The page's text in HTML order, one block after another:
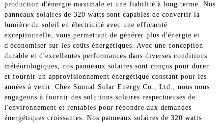
production d'énergie maximale et une fiabilité à long terme. Nos
panneaux solaires de 320 watts sont capables de convertir la
lumière du soleil en électricité avec une efficacité
exceptionnelle, vous permettant de générer plus d'énergie et
d'économiser sur les coûts énergétiques. Avec une conception
durable et d'excellentes performances dans diverses conditions
météorologiques, nos panneaux solaires sont conçus pour durer
et fournir un approvisionnement énergétique constant pour les
années à venir. Chez Sunnal Solar Energy Co., Ltd., nous nous
engageons à fournir des solutions solaires respectueuses de
l'environnement et rentables pour répondre aux demandes
énergétiques croissantes. Nos panneaux solaires de 320 watts